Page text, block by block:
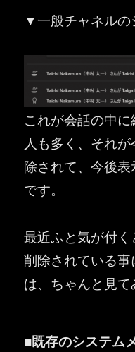
▼一般チャネルの
これが会話の中
人も多く、それ
除されて、今後
です。
最近ふと気が付
削除されている
は、ちゃんと見て
■既存のシステム